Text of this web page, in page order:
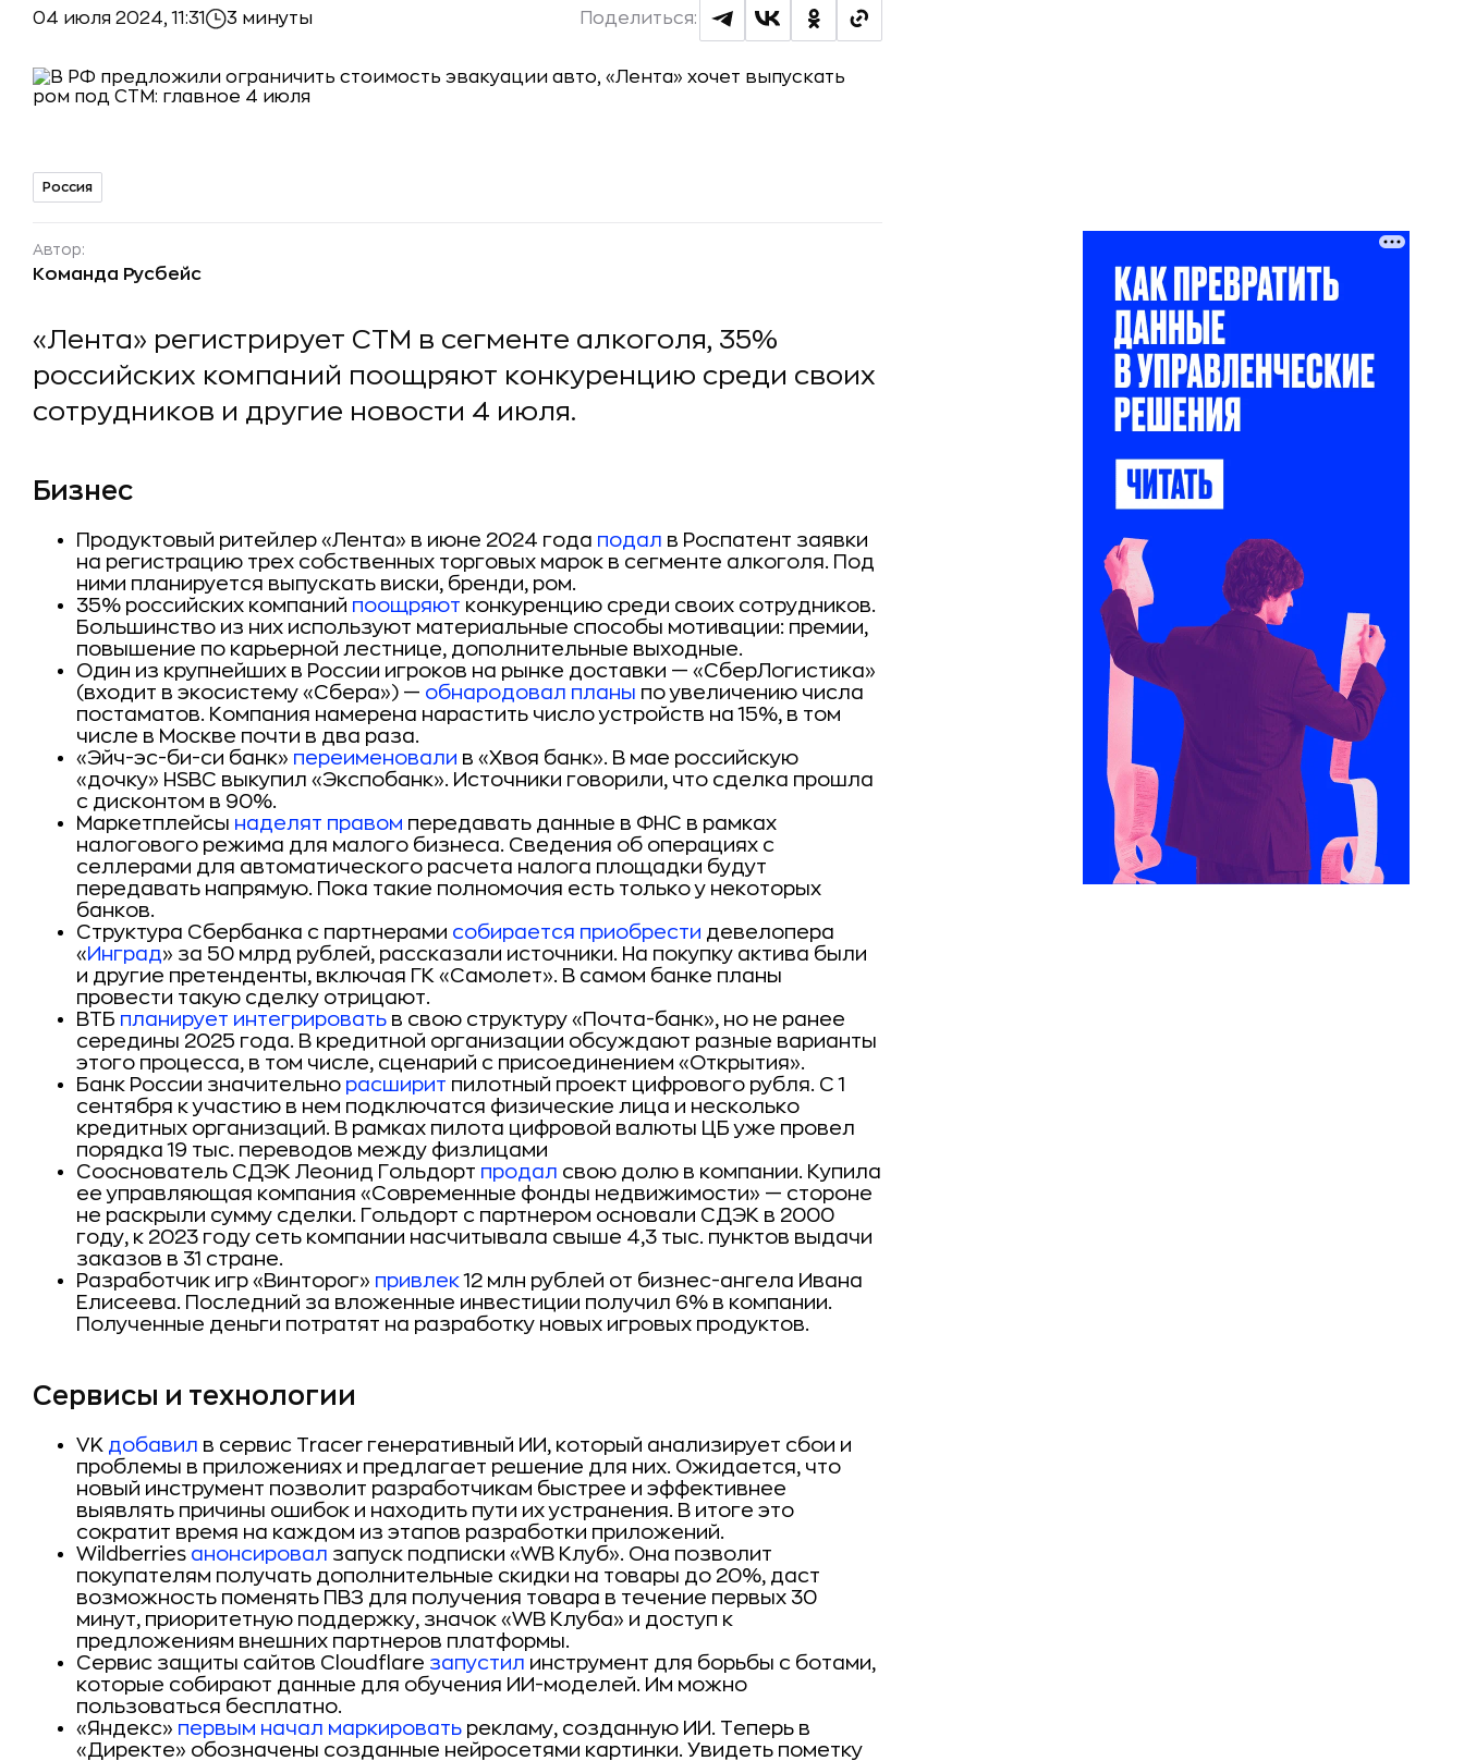
04 июля 2024, 11:31 3 минуты Поделиться:
Россия
Автор:
Команда Русбейс
«Лента» регистрирует СТМ в сегменте алкоголя, 35%
российских компаний поощряют конкуренцию среди своих
сотрудников и другие новости 4 июля.
Бизнес
Продуктовый ритейлер «Лента» в июне 2024 года подал в Роспатент заявки
на регистрацию трех собственных торговых марок в сегменте алкоголя. Под
ними планируется выпускать виски, бренди, ром.
35% российских компаний поощряют конкуренцию среди своих сотрудников.
Большинство из них используют материальные способы мотивации: премии,
повышение по карьерной лестнице, дополнительные выходные.
Один из крупнейших в России игроков на рынке доставки — «СберЛогистика»
(входит в экосистему «Сбера») — обнародовал планы по увеличению числа
постаматов. Компания намерена нарастить число устройств на 15%, в том
числе в Москве почти в два раза.
«Эйч-эс-би-си банк» переименовали в «Хвоя банк». В мае российскую
«дочку» HSBC выкупил «Экспобанк». Источники говорили, что сделка прошла
с дисконтом в 90%.
Маркетплейсы наделят правом передавать данные в ФНС в рамках
налогового режима для малого бизнеса. Сведения об операциях с
селлерами для автоматического расчета налога площадки будут
передавать напрямую. Пока такие полномочия есть только у некоторых
банков.
Структура Сбербанка с партнерами собирается приобрести девелопера
«Инград» за 50 млрд рублей, рассказали источники. На покупку актива были
и другие претенденты, включая ГК «Самолет». В самом банке планы
провести такую сделку отрицают.
ВТБ планирует интегрировать в свою структуру «Почта-банк», но не ранее
середины 2025 года. В кредитной организации обсуждают разные варианты
этого процесса, в том числе, сценарий с присоединением «Открытия».
Банк России значительно расширит пилотный проект цифрового рубля. С 1
сентября к участию в нем подключатся физические лица и несколько
кредитных организаций. В рамках пилота цифровой валюты ЦБ уже провел
порядка 19 тыс. переводов между физлицами
Сооснователь СДЭК Леонид Гольдорт продал свою долю в компании. Купила
ее управляющая компания «Современные фонды недвижимости» — стороне
не раскрыли сумму сделки. Гольдорт с партнером основали СДЭК в 2000
году, к 2023 году сеть компании насчитывала свыше 4,3 тыс. пунктов выдачи
заказов в 31 стране.
Разработчик игр «Винторог» привлек12 млн рублей от бизнес-ангела Ивана
Елисеева. Последний за вложенные инвестиции получил 6% в компании.
Полученные деньги потратят на разработку новых игровых продуктов.
Сервисы и технологии
VK добавил в сервис Tracer генеративный ИИ, который анализирует сбои и
проблемы в приложениях и предлагает решение для них. Ожидается, что
новый инструмент позволит разработчикам быстрее и эффективнее
выявлять причины ошибок и находить пути их устранения. В итоге это
сократит время на каждом из этапов разработки приложений.
Wildberries анонсировал запуск подписки «WB Клуб». Она позволит
покупателям получать дополнительные скидки на товары до 20%, даст
возможность поменять ПВЗ для получения товара в течение первых 30
минут, приоритетную поддержку, значок «WB Клуба» и доступ к
предложениям внешних партнеров платформы.
Сервис защиты сайтов Cloudflare запустил инструмент для борьбы с ботами,
которые собирают данные для обучения ИИ-моделей. Им можно
пользоваться бесплатно.
«Яндекс» первым начал маркировать рекламу, созданную ИИ. Теперь в
«Директе» обозначены созданные нейросетями картинки. Увидеть пометку